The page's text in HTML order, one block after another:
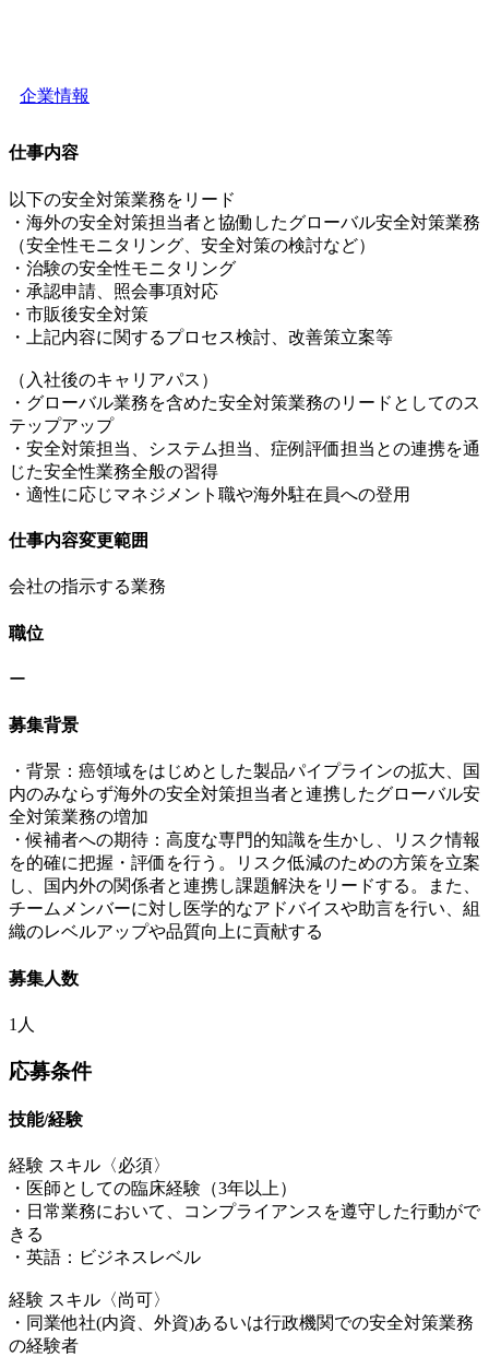
企業情報
仕事内容
以下の安全対策業務をリード
・海外の安全対策担当者と協働したグローバル安全対策業務
（安全性モニタリング、安全対策の検討など）
・治験の安全性モニタリング
・承認申請、照会事項対応
・市販後安全対策
・上記内容に関するプロセス検討、改善策立案等
（入社後のキャリアパス）
・グローバル業務を含めた安全対策業務のリードとしてのス
テップアップ
・安全対策担当、システム担当、症例評価担当との連携を通
じた安全性業務全般の習得
・適性に応じマネジメント職や海外駐在員への登用
仕事内容変更範囲
会社の指示する業務
職位
ー
募集背景
・背景：癌領域をはじめとした製品パイプラインの拡大、国
内のみならず海外の安全対策担当者と連携したグローバル安
全対策業務の増加
・候補者への期待：高度な専門的知識を生かし、リスク情報
を的確に把握・評価を行う。リスク低減のための方策を立案
し、国内外の関係者と連携し課題解決をリードする。また、
チームメンバーに対し医学的なアドバイスや助言を行い、組
織のレベルアップや品質向上に貢献する
募集人数
1人
応募条件
技能/経験
経験 スキル〈必須〉
・医師としての臨床経験（3年以上）
・日常業務において、コンプライアンスを遵守した行動がで
きる
・英語：ビジネスレベル
経験 スキル〈尚可〉
・同業他社(内資、外資)あるいは行政機関での安全対策業務
の経験者